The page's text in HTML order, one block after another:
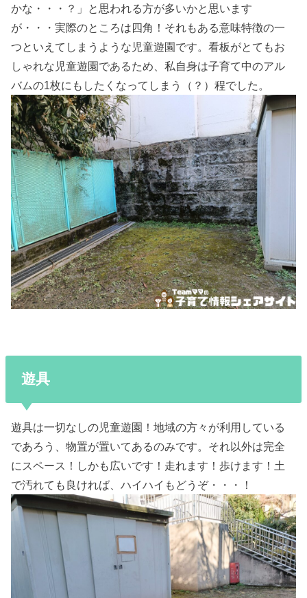
かな・・・？」と思われる方が多いかと思います
が・・・実際のところは四角！それもある意味特徴の一
つといえてしまうような児童遊園です。看板がとてもお
しゃれな児童遊園であるため、私自身は子育て中のアル
バムの1枚にもしたくなってしまう（？）程でした。
遊具
遊具は一切なしの児童遊園！地域の方々が利用している
であろう、物置が置いてあるのみです。それ以外は完全
にスペース！しかも広いです！走れます！歩けます！土
で汚れても良ければ、ハイハイもどうぞ・・・！